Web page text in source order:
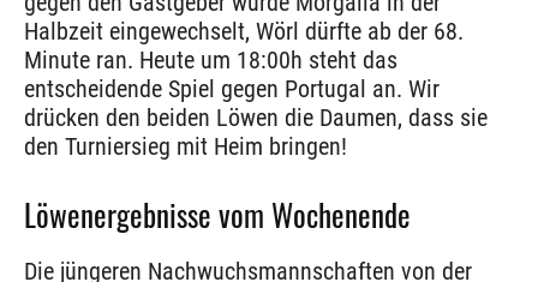
Halbzeit eingewechselt, Wörl dürfte ab der 68.
Minute ran. Heute um 18:00h steht das
entscheidende Spiel gegen Portugal an. Wir
drücken den beiden Löwen die Daumen, dass sie
den Turniersieg mit Heim bringen!
Löwenergebnisse vom Wochenende
Die jüngeren Nachwuchsmannschaften von der